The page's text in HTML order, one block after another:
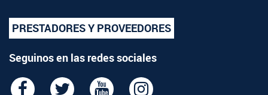
PRESTADORES Y PROVEEDORES
Seguinos en las redes sociales